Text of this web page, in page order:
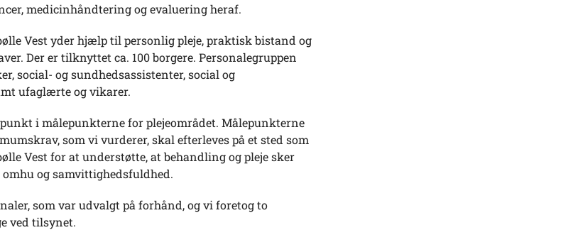
medicinhåndtering og evaluering heraf.
Vest yder hjælp til personlig pleje, praktisk bistand og
Der er tilknyttet ca. 100 borgere. Personalegruppen
social- og sundhedsassistenter, social og
ufaglærte og vikarer.
i målepunkterne for plejeområdet. Målepunkterne
som vi vurderer, skal efterleves på et sted som
Vest for at understøtte, at behandling og pleje sker
og samvittighedsfuldhed.
som var udvalgt på forhånd, og vi foretog to
ved tilsynet.